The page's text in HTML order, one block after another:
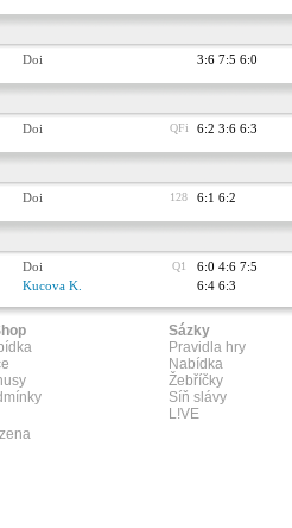
Doi 3:6 7:5 6:0
Doi QFi 6:2 3:6 6:3
Doi 128 6:1 6:2
Doi Q1 6:0 4:6 7:5
Kucova K. 6:4 6:3
Sázky
Pravidla hry
Nabídka
Žebříčky
Síň slávy
L!VE